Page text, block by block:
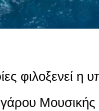
φιλοξενεί η
Μουσικής